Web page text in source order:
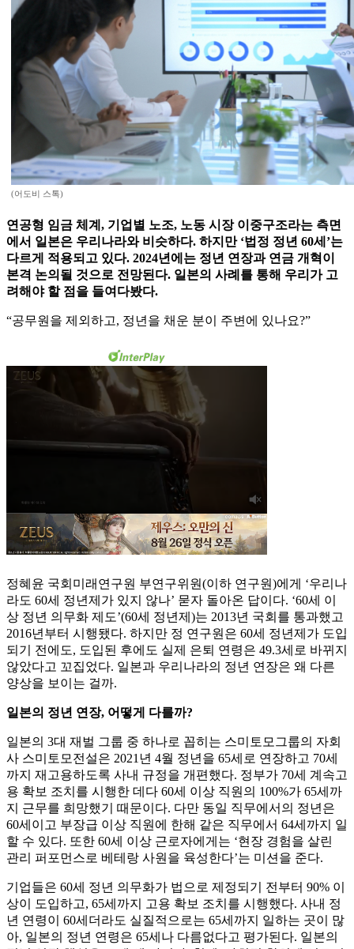
(어도비 스톡)
연공형 임금 체계, 기업별 노조, 노동 시장 이중구조라는 측면
에서 일본은 우리나라와 비슷하다. 하지만 ‘법정 정년 60세’는
다르게 적용되고 있다. 2024년에는 정년 연장과 연금 개혁이
본격 논의될 것으로 전망된다. 일본의 사례를 통해 우리가 고
려해야 할 점을 들여다봤다.
“공무원을 제외하고, 정년을 채운 분이 주변에 있나요?”
정혜윤 국회미래연구원 부연구위원(이하 연구원)에게 ‘우리나
라도 60세 정년제가 있지 않나’ 묻자 돌아온 답이다. ‘60세 이
상 정년 의무화 제도’(60세 정년제)는 2013년 국회를 통과했고
2016년부터 시행됐다. 하지만 정 연구원은 60세 정년제가 도입
되기 전에도, 도입된 후에도 실제 은퇴 연령은 49.3세로 바뀌지
않았다고 꼬집었다. 일본과 우리나라의 정년 연장은 왜 다른
양상을 보이는 걸까.
일본의 정년 연장, 어떻게 다를까?
일본의 3대 재벌 그룹 중 하나로 꼽히는 스미토모그룹의 자회
사 스미토모전설은 2021년 4월 정년을 65세로 연장하고 70세
까지 재고용하도록 사내 규정을 개편했다. 정부가 70세 계속고
용 확보 조치를 시행한 데다 60세 이상 직원의 100%가 65세까
지 근무를 희망했기 때문이다. 다만 동일 직무에서의 정년은
60세이고 부장급 이상 직원에 한해 같은 직무에서 64세까지 일
할 수 있다. 또한 60세 이상 근로자에게는 ‘현장 경험을 살린
관리 퍼포먼스로 베테랑 사원을 육성한다’는 미션을 준다.
기업들은 60세 정년 의무화가 법으로 제정되기 전부터 90% 이
상이 도입하고, 65세까지 고용 확보 조치를 시행했다. 사내 정
년 연령이 60세더라도 실질적으로는 65세까지 일하는 곳이 많
아, 일본의 정년 연령은 65세나 다름없다고 평가된다. 일본의